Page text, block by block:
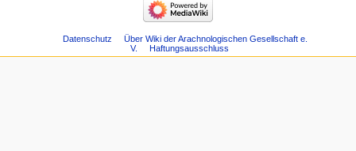
Datenschutz
Über Wiki der Arachnologischen Gesellschaft e.
V.
Haftungsausschluss